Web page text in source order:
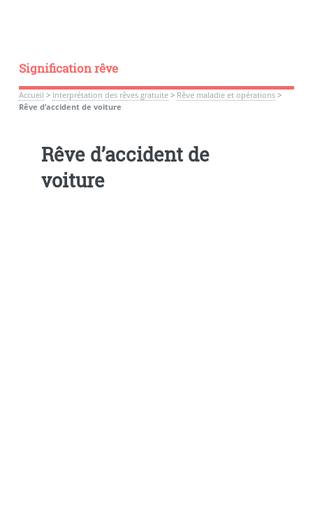
Signification rêve
Accueil > Interprétation des rêves gratuite> Rêve maladie et opérations>
Rêve d’accident de voiture
Rêve d’accident de
voiture